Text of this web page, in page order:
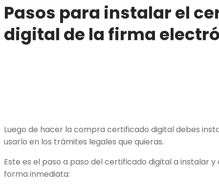
Pasos para instalar el
digital de la firma
Luego de hacer la compra certificado digital debes
usarlo en los trámites legales que quieras.
Este es el paso a paso del certificado digital a instalar
forma inmediata: